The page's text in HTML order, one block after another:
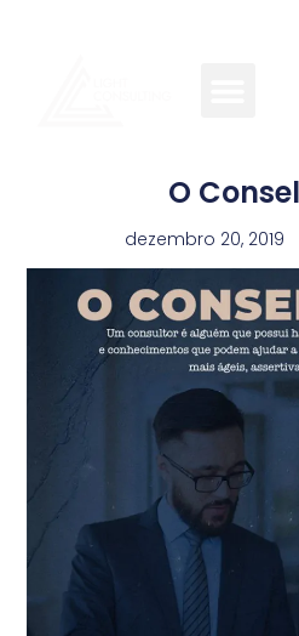
O
dezembro 20, 2019